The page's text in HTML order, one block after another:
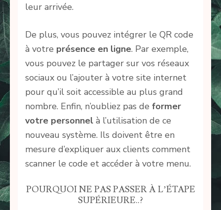
leur arrivée.
De plus, vous pouvez intégrer le QR code
à votre présence en ligne. Par exemple,
vous pouvez le partager sur vos réseaux
sociaux ou l’ajouter à votre site internet
pour qu’il soit accessible au plus grand
nombre. Enfin, n’oubliez pas de former
votre personnel à l’utilisation de ce
nouveau système. Ils doivent être en
mesure d’expliquer aux clients comment
scanner le code et accéder à votre menu.
POURQUOI NE PAS PASSER À L’ÉTAPE
SUPÉRIEURE..?